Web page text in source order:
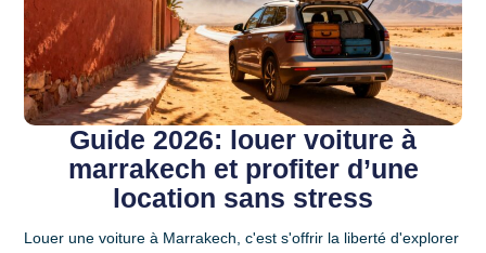
Guide 2026: louer voiture à
marrakech et profiter d’une
location sans stress
Louer une voiture à Marrakech, c'est s'offrir la liberté d'explorer